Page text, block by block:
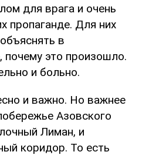
для врага и очень
пропаганде. Для них
в
почему это произошло.
и больно.
и важно. Но важнее
Азовского
Лиман, и
коридор. То есть